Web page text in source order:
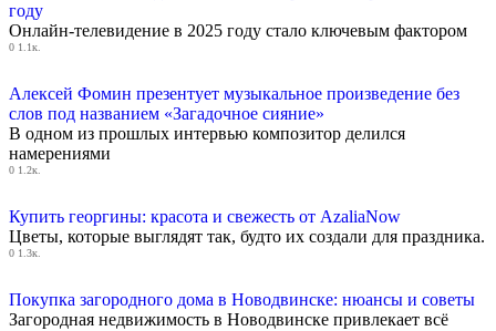
году
Онлайн-телевидение в 2025 году стало ключевым фактором
0 1.1к.
Алексей Фомин презентует музыкальное произведение без
слов под названием «Загадочное сияние»
В одном из прошлых интервью композитор делился
намерениями
0 1.2к.
Купить георгины: красота и свежесть от AzaliaNow
Цветы, которые выглядят так, будто их создали для праздника.
0 1.3к.
Покупка загородного дома в Новодвинске: нюансы и советы
Загородная недвижимость в Новодвинске привлекает всё